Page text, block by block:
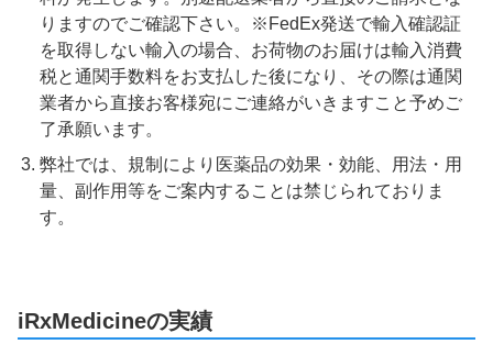
りますのでご確認下さい。※FedEx発送で輸入確認証
を取得しない輸入の場合、お荷物のお届けは輸入消費
税と通関手数料をお支払した後になり、その際は通関
業者から直接お客様宛にご連絡がいきますこと予めご
了承願います。
弊社では、規制により医薬品の効果・効能、用法・用
量、副作用等をご案内することは禁じられておりま
す。
iRxMedicineの実績